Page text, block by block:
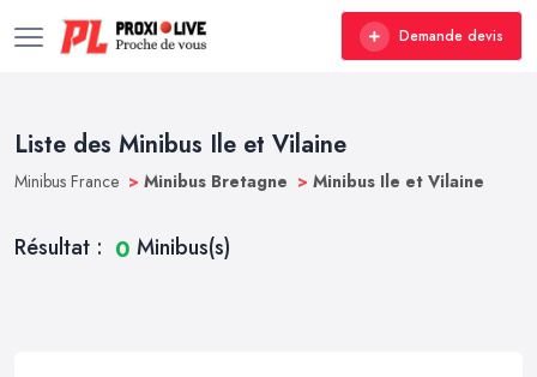
Demande devis
Liste des Minibus Ile et Vilaine
Minibus France > Minibus Bretagne > Minibus Ile et Vilaine
Résultat : 0 Minibus(s)